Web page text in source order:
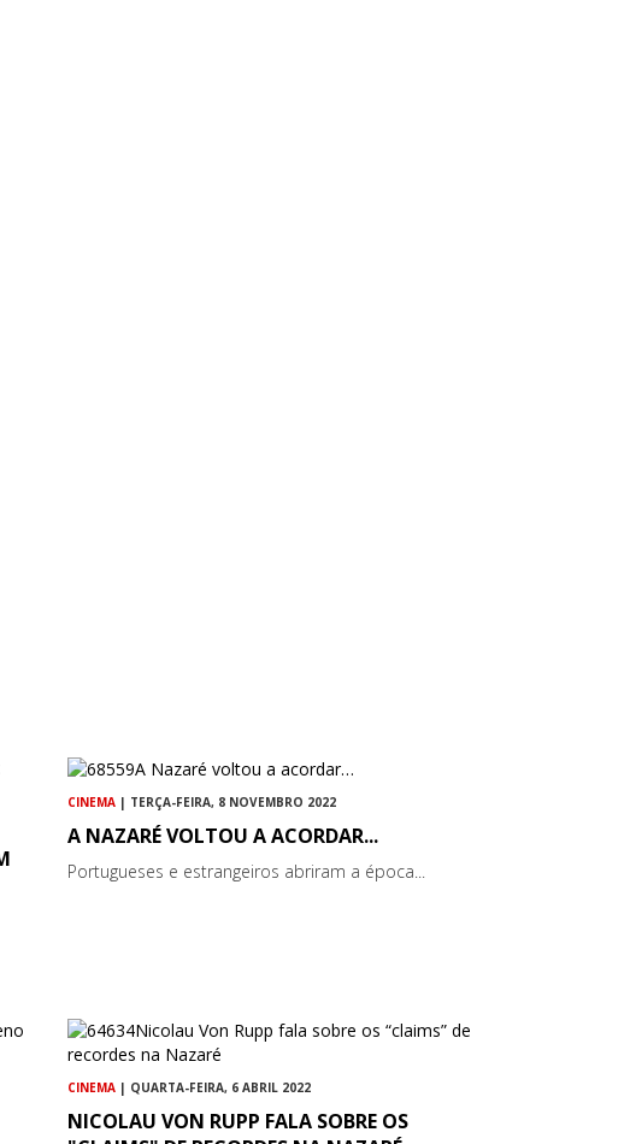
CINEMA | TERÇA-FEIRA, 8 NOVEMBRO 2022
A NAZARÉ VOLTOU A ACORDAR...
Portugueses e estrangeiros abriram a época...
CINEMA | QUARTA-FEIRA, 6 ABRIL 2022
NICOLAU VON RUPP FALA SOBRE OS